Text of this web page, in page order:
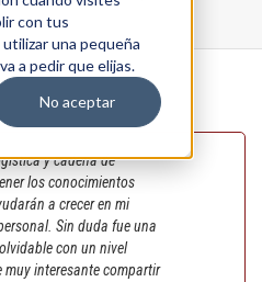
con tus
una pequeña
a pedir que elijas.
No aceptar
y cadena de
los conocimientos
a crecer en mi
Sin duda fue una
con un nivel
muy interesante compartir